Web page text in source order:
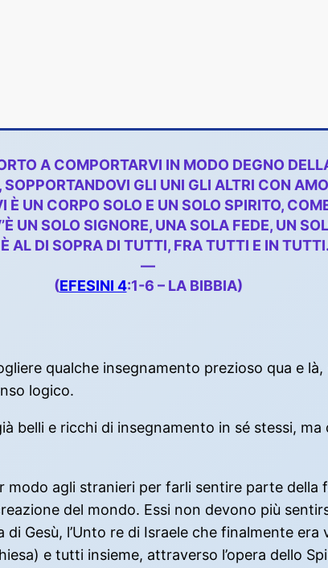
A COMPORTARVI IN MODO DEGNO
GLI UNI GLI ALTRI CON
È UN CORPO SOLO E UN SOLO SPIRITO,
UN SOLO SIGNORE, UNA SOLA FEDE, UN
AL DI SOPRA DI TUTTI, FRA TUTTI E IN TUTTI.
—
(EFESINI 4:1-6 – LA BIBBIA)
qualche insegnamento prezioso qua e
logico.
belli e ricchi di insegnamento in sé stessi,
agli stranieri per farli sentire parte della
del mondo. Essi non devono più
Gesù, l’Unto re di Israele che finalmente
e tutti insieme, attraverso l’opera dello